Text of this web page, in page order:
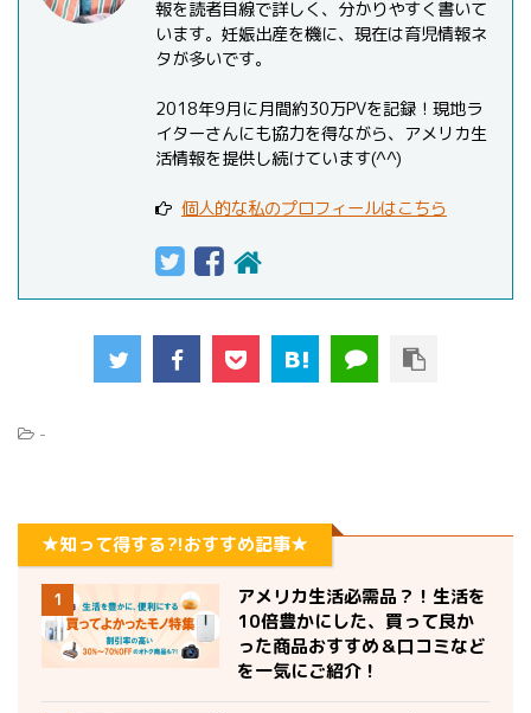
報を読者目線で詳しく、分かりやすく書いて
います。妊娠出産を機に、現在は育児情報ネ
タが多いです。
2018年9月に月間約30万PVを記録！現地ラ
イターさんにも協力を得ながら、アメリカ生
活情報を提供し続けています(^^)
個人的な私のプロフィールはこちら
-
★知って得する?!おすすめ記事★
1
アメリカ生活必需品？！生活を
10倍豊かにした、買って良か
った商品おすすめ＆口コミなど
を一気にご紹介！